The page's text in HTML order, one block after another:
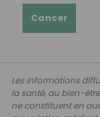
Cancer
Les informations
la santé, au bien-
ne constituent en